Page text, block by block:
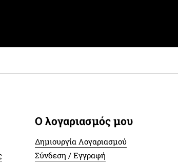
Ο λογαριασμός μου
Δημιουργία Λογαριασμού
Σύνδεση / Εγγραφή